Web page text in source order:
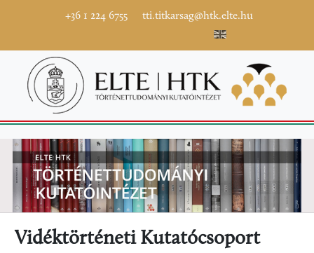
+36 1 224 6755 tti.titkarsag@htk.elte.hu
Vidéktörténeti Kutatócsoport